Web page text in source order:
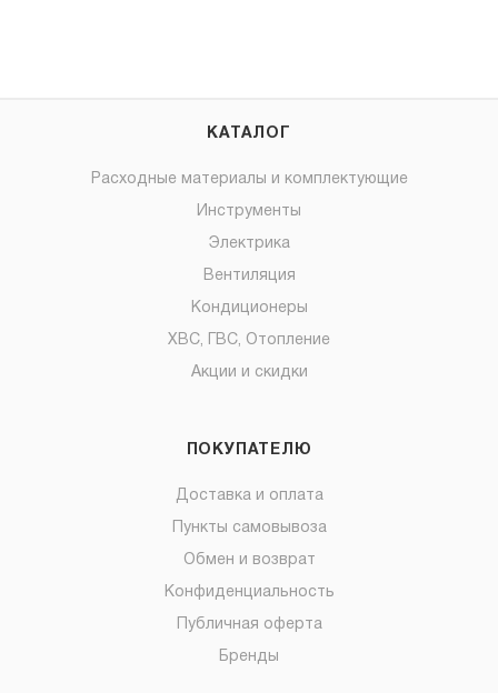
КАТАЛОГ
Расходные материалы и комплектующие
Инструменты
Электрика
Вентиляция
Кондиционеры
ХВС, ГВС, Отопление
Акции и скидки
ПОКУПАТЕЛЮ
Доставка и оплата
Пункты самовывоза
Обмен и возврат
Конфиденциальность
Публичная оферта
Бренды